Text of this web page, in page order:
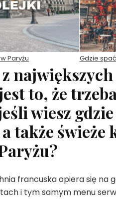
Paryżu Gdzie
z
to, że
wiesz
a także
francuska opiera się na
i tym samym menu